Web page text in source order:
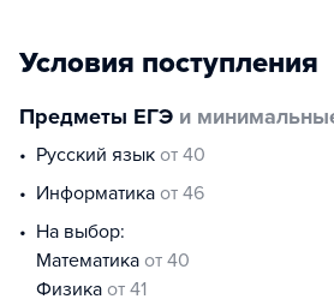
Условия поступления
Предметы ЕГЭ и
русский язык от 40
информатика от 46
На выбор:
математика от 40
физика от 41